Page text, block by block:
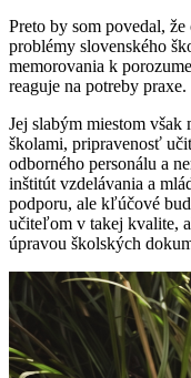
Preto by som povedal,
problémy slovenského
memorovania k
reaguje na potreby praxe.
Jej slabým miestom
školami, pripravenosť
odborného personálu a
inštitút vzdelávania a
podporu, ale kľúčové
učiteľom v takej kvalite,
úpravou školských